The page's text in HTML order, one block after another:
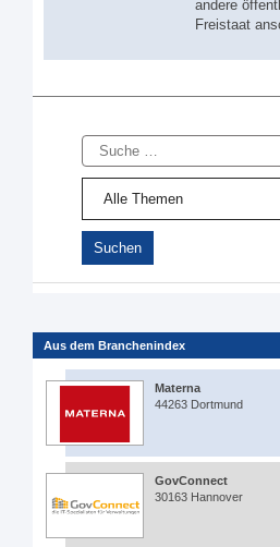
andere
Freistaat
Suche
Aus dem Branchenindex
Materna
44263 Dortmund
GovConnect
30163 Hannover